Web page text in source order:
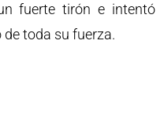
fuerte tirón e intentó
de toda su fuerza.